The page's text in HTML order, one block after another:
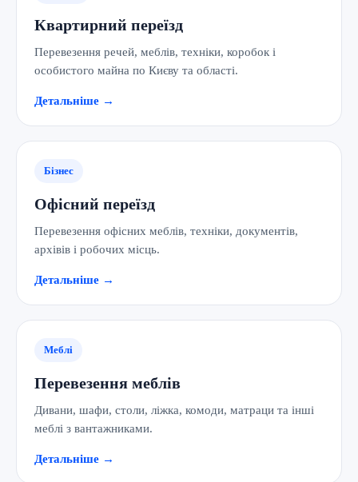
Квартирний переїзд
Перевезення речей, меблів, техніки, коробок і
особистого майна по Києву та області.
Детальніше →
Бізнес
Офісний переїзд
Перевезення офісних меблів, техніки, документів,
архівів і робочих місць.
Детальніше →
Меблі
Перевезення меблів
Дивани, шафи, столи, ліжка, комоди, матраци та інші
меблі з вантажниками.
Детальніше →